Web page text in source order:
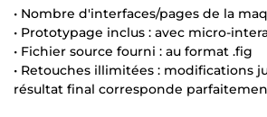
• Nombre d'interfaces/pages de la
• Prototypage inclus : avec micro-
• Fichier source fourni : au format .fig
• Retouches illimitées : modifications
résultat final corresponde